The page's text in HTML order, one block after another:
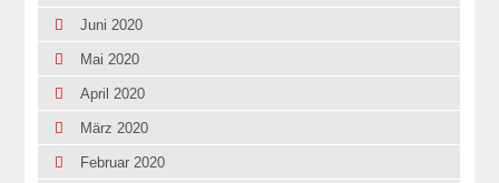
Juni 2020
Mai 2020
April 2020
März 2020
Februar 2020